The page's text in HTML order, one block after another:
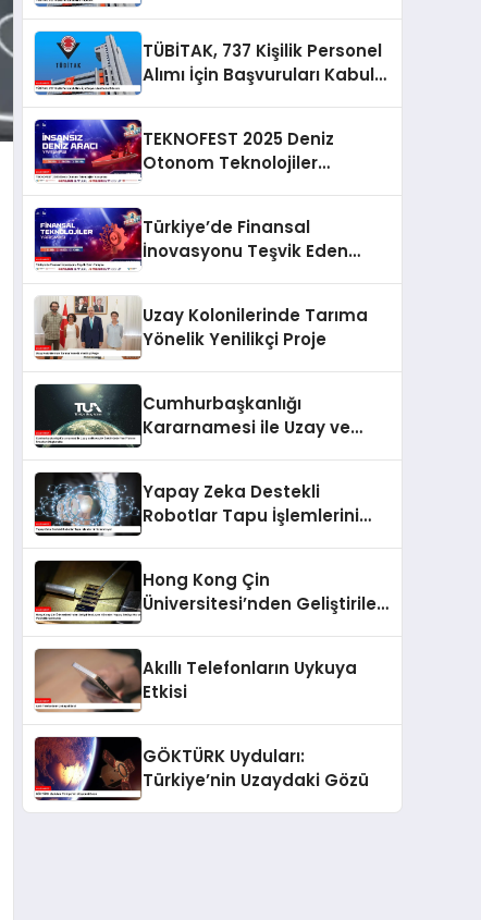
TÜBİTAK, 737 Kişilik Personel
Alımı İçin Başvuruları Kabul
TEKNOFEST 2025 Deniz
Otonom Teknolojiler
Türkiye’de Finansal
İnovasyonu Teşvik Eden
Uzay Kolonilerinde Tarıma
Yönelik Yenilikçi Proje
Cumhurbaşkanlığı
Kararnamesi ile Uzay ve
Oluşturuldu
Yapay Zeka Destekli
Robotlar Tapu İşlemlerini
Hong Kong Çin
Üniversitesi’nden Geliştirilen
Getirecek
Akıllı Telefonların Uykuya
Etkisi
GÖKTÜRK Uyduları:
Türkiye’nin Uzaydaki Gözü